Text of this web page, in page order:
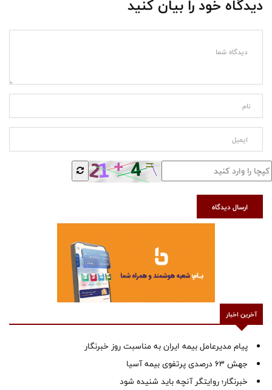
دیدگاه خود را بیان کنید
ارسال دیدگاه
آخرین اخبار
پیام مدیرعامل بیمه ایران به مناسبت روز خبرنگار
جهش ۶۳ درصدی پرتفوی بیمه آسیا
خبرنگار؛ روایتگر آنچه باید شنیده شود